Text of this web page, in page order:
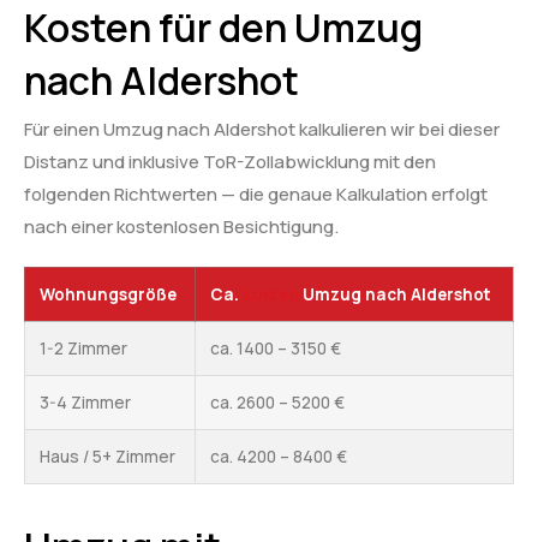
Kosten für den Umzug
nach Aldershot
Für einen Umzug nach Aldershot kalkulieren wir bei dieser
Distanz und inklusive ToR-Zollabwicklung mit den
folgenden Richtwerten — die genaue Kalkulation erfolgt
nach einer kostenlosen Besichtigung.
Wohnungsgröße Ca. Umzug nach Aldershot
1-2 Zimmer ca. 1400 – 3150 €
3-4 Zimmer ca. 2600 – 5200 €
Haus / 5+ Zimmer ca. 4200 – 8400 €